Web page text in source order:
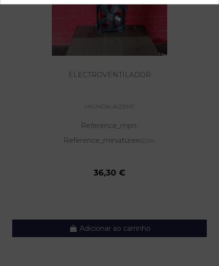
ELECTROVENTILADOR
HYUNDAI ACCENT
Reference_mpn-
Reference_miniature802294
36,30 €
Adicionar ao carrinho